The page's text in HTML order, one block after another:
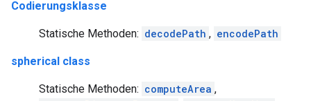
Codierungsklasse
Statische Methoden: decodePath , encodePath
spherical class
Statische Methoden: computeArea ,